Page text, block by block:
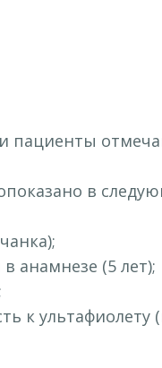
пациенты
в
анамнезе (5 лет);
к